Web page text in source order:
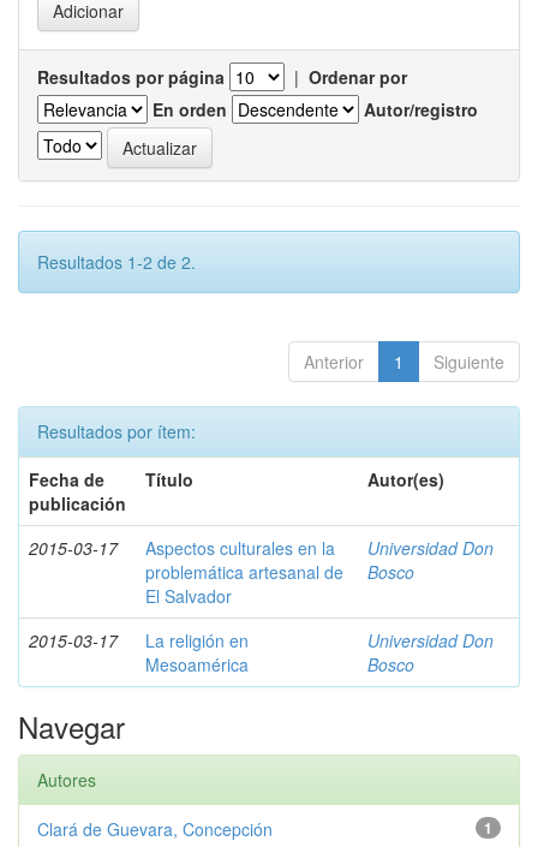
Resultados por página | Ordenar por
En orden
Autor/registro
Resultados 1-2 de 2.
Anterior 1 Siguiente
Resultados por ítem:
Fecha de
publicación
Título Autor(es)
2015-03-17
Aspectos culturales en la
problemática artesanal de
El Salvador
Universidad Don
Bosco
2015-03-17
La religión en
Mesoamérica
Universidad Don
Bosco
Navegar
Autores
1
Clará de Guevara, Concepción